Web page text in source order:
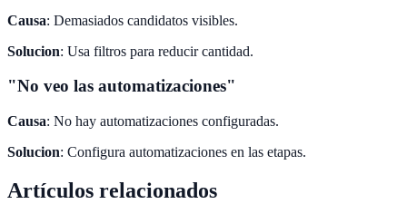
Causa: Demasiados candidatos visibles.
Solucion: Usa filtros para reducir cantidad.
"No veo las automatizaciones"
Causa: No hay automatizaciones configuradas.
Solucion: Configura automatizaciones en las etapas.
Artículos relacionados